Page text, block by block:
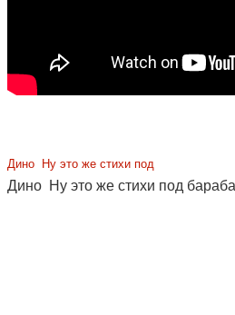
Дино Ну это же стихи под
Дино Ну это же стихи под